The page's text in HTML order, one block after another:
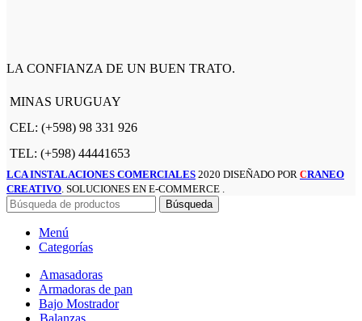
LA CONFIANZA DE UN BUEN TRATO.
MINAS URUGUAY
CEL: (+598) 98 331 926
TEL: (+598) 44441653
LCA INSTALACIONES COMERCIALES 2020 DISEÑADO POR CRANEO
CREATIVO . SOLUCIONES EN E-COMMERCE .
Búsqueda
Menú
Categorías
Amasadoras
Armadoras de pan
Bajo Mostrador
Balanzas